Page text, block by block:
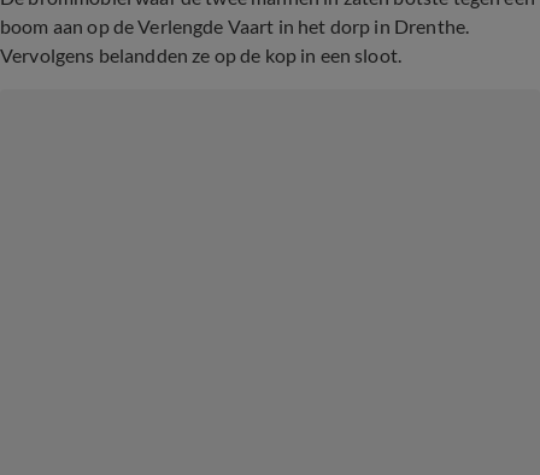
boom aan op de Verlengde Vaart in het dorp in Drenthe.
Vervolgens belandden ze op de kop in een sloot.